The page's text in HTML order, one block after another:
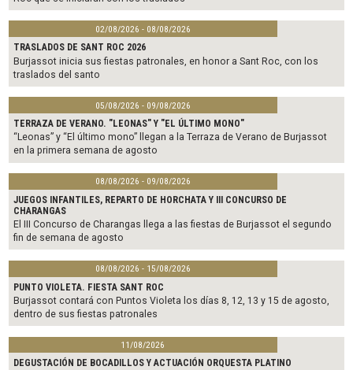
02/08/2026 - 08/08/2026
TRASLADOS DE SANT ROC 2026
Burjassot inicia sus fiestas patronales, en honor a Sant Roc, con los
traslados del santo
05/08/2026 - 09/08/2026
TERRAZA DE VERANO. "LEONAS" Y "EL ÚLTIMO MONO"
“Leonas” y “El último mono” llegan a la Terraza de Verano de Burjassot
en la primera semana de agosto
08/08/2026 - 09/08/2026
JUEGOS INFANTILES, REPARTO DE HORCHATA Y III CONCURSO DE
CHARANGAS
El III Concurso de Charangas llega a las fiestas de Burjassot el segundo
fin de semana de agosto
08/08/2026 - 15/08/2026
PUNTO VIOLETA. FIESTA SANT ROC
Burjassot contará con Puntos Violeta los días 8, 12, 13 y 15 de agosto,
dentro de sus fiestas patronales
11/08/2026
DEGUSTACIÓN DE BOCADILLOS Y ACTUACIÓN ORQUESTA PLATINO